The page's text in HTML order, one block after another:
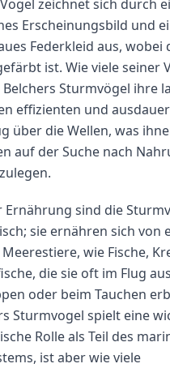
zeichnet sich durch
Erscheinungsbild und
Federkleid aus, wobei
ist. Wie viele seiner
Sturmvögel ihre
effizienten und
über die Wellen, was
auf der Suche nach
Ernährung sind die
sie ernähren sich von
wie Fische,
die sie oft im Flug
oder beim Tauchen
Sturmvogel spielt eine
Rolle als Teil des
ist aber wie viele